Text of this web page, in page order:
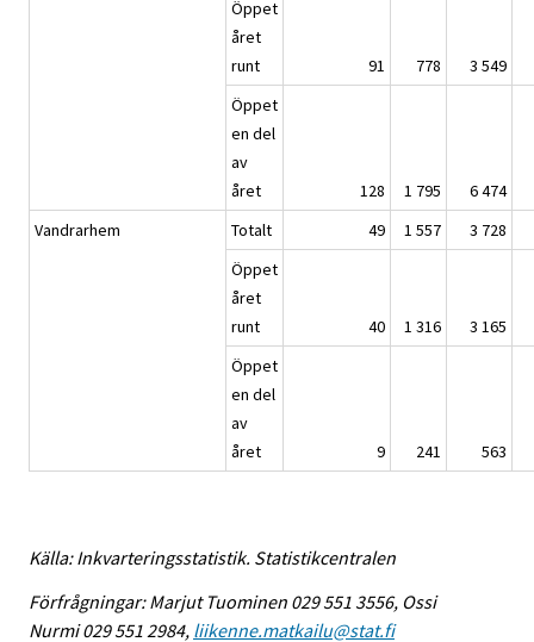
Öppet
året
runt
91 778
3 549
Öppet
en del
av
året
128 1 795
6 474
Vandrarhem
Totalt 49 1 557
3 728
Öppet
året
runt
40 1 316
3 165
Öppet
en del
av
året
9 241 563
Källa: Inkvarteringsstatistik. Statistikcentralen
Förfrågningar: Marjut Tuominen 029 551 3556, Ossi
Nurmi 029 551 2984, liikenne.matkailu@stat.fi